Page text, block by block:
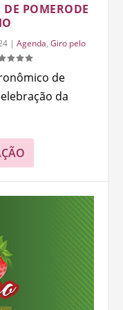
POMERODE
|Agenda,Giro pelo
de
da